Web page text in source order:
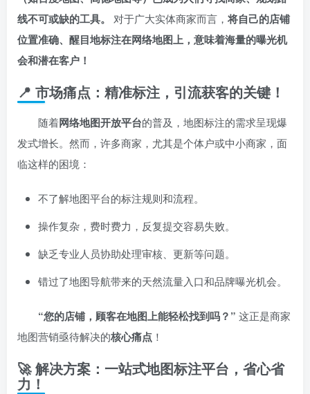
线不可或缺的工具。​
对于广大实体商家而言，​将自己的店铺
位置准确、醒目地标注在网络地图上，意味着海量的曝光机
会和潜在客户！​
📍 市场痛点：精准标注，引流获客的关键！
随着网络地图开放平台的普及，地图标注的需求呈现爆
发式增长。然而，许多商家，尤其是个体户或中小商家，面
临这样的困境：
不了解地图平台的标注规则和流程。
操作复杂，费时费力，反复提交容易失败。
缺乏专业人员协助处理审核、更新等问题。
错过了地图导航带来的天然流量入口和品牌曝光机会。
​“您的店铺，顾客在地图上能轻松找到吗？”​ 这正是商家
地图营销亟待解决的核心痛点 ！
🚀 解决方案：一站式地图标注平台，省心省
力！